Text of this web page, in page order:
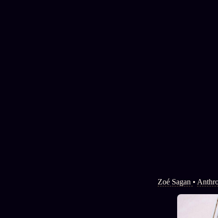
Zoé Sagan •